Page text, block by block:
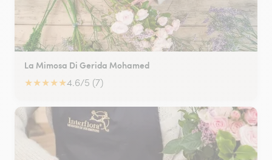
La Mimosa Di Gerida Mohamed
★★★★★4.6/5 (7)